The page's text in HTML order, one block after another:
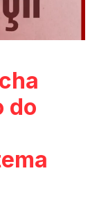
do